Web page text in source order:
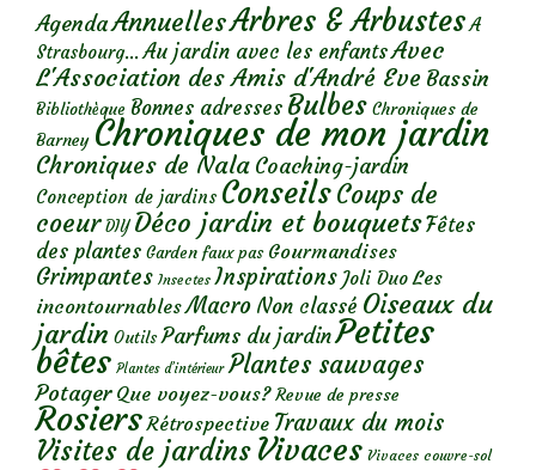
AgendaAnnuellesArbres & Arbustes A
Strasbourg... Au jardin avec les enfantsAvec
L'Association des Amis d'André Eve Bassin
Bibliothèque Bonnes adresses Bulbes Chroniques de
Barney Chroniques de mon jardin
Chroniques de Nala Coaching-jardin
Conception de jardins ConseilsCoups de
coeur DIY Déco jardin et bouquetsFêtes
des plantes Garden faux pas Gourmandises
Grimpantes Insectes Inspirations Joli Duo Les
incontournables Macro Non classé Oiseaux du
jardin Outils Parfums du jardinPetites
bêtes Plantes d’intérieur Plantes sauvages
Potager Que voyez-vous? Revue de presse
Rosiers Rétrospective Travaux du mois
Visites de jardins Vivaces Vivaces couvre-sol